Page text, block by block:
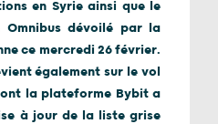
en Syrie ainsi que le
dévoilé par la
ce mercredi 26 février.
également sur le vol
la plateforme Bybit a
à jour de la liste grise